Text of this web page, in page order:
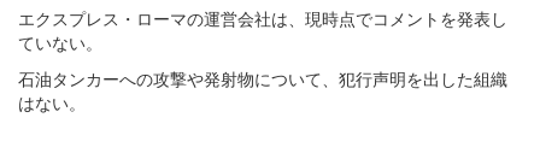
エクスプレス・ローマの運営会社は、現時点でコメントを発表し
ていない。
石油タンカーへの攻撃や発射物について、犯行声明を出した組織
はない。